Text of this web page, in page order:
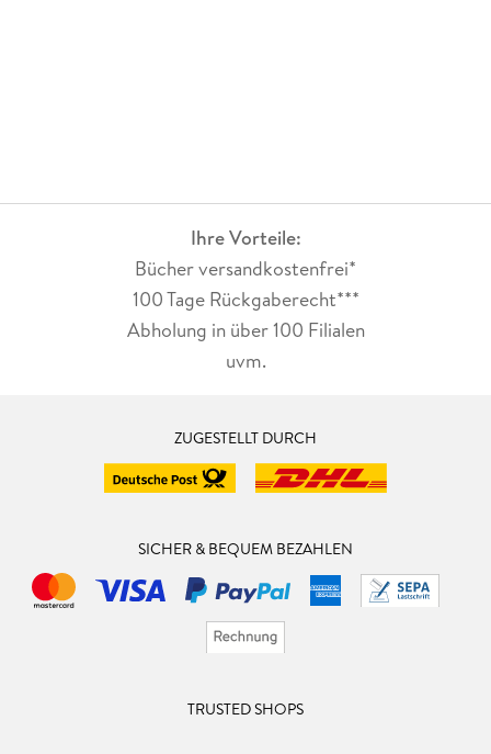
Ihre Vorteile:
Bücher versandkostenfrei*
100 Tage Rückgaberecht***
Abholung in über 100 Filialen
uvm.
ZUGESTELLT DURCH
SICHER & BEQUEM BEZAHLEN
TRUSTED SHOPS